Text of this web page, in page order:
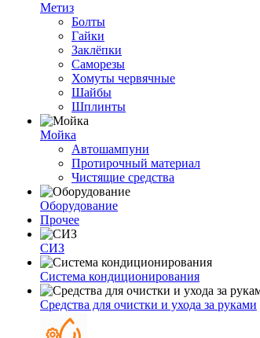
Метиз
Болты
Гайки
Заклёпки
Саморезы
Хомуты червячные
Шайбы
Шплинты
Мойка
Автошампуни
Протирочный материал
Чистящие средства
Оборудование
Прочее
СИЗ
Система кондиционирования
Средства для очистки и ухода за руками